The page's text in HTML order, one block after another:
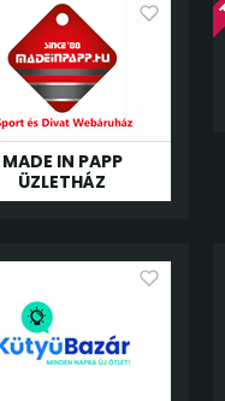
MADE IN PAPP
ÜZLETHÁZ